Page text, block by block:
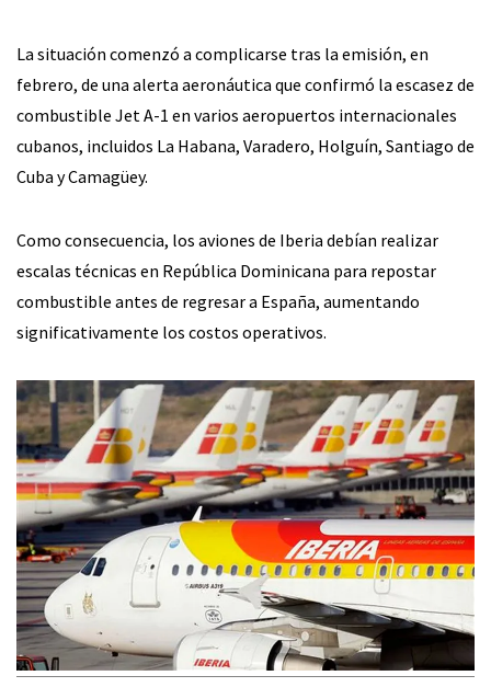
La situación comenzó a complicarse tras la emisión, en
febrero, de una alerta aeronáutica que confirmó la escasez de
combustible Jet A-1 en varios aeropuertos internacionales
cubanos, incluidos La Habana, Varadero, Holguín, Santiago de
Cuba y Camagüey.
Como consecuencia, los aviones de Iberia debían realizar
escalas técnicas en República Dominicana para repostar
combustible antes de regresar a España, aumentando
significativamente los costos operativos.